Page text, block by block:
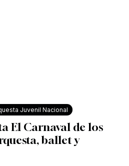
Juvenil Nacional
El Carnaval de los
ballet y